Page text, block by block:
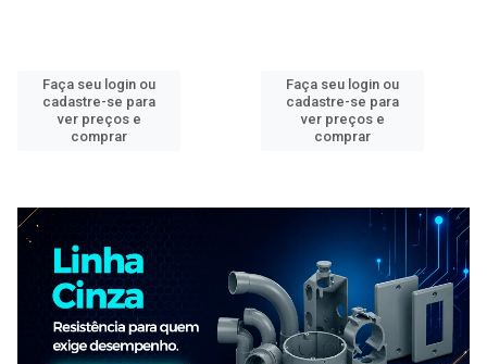
Faça seu login ou
cadastre-se para
ver preços e
comprar
Faça seu login ou
cadastre-se para
ver preços e
comprar